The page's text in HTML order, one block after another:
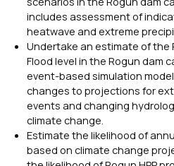
includes assessment of
heatwave and extreme
Undertake an estimate of the
Flood level in the Rogun dam
event-based simulation
changes to projections for
events and changing
climate change.
Estimate the likelihood of
based on climate change